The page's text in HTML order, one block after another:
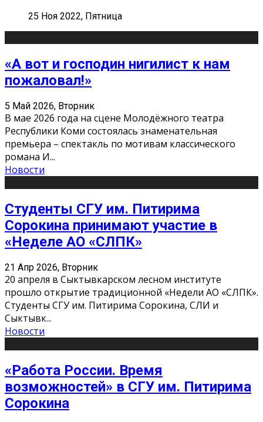
25 Ноя 2022, Пятница
«А вот и господин нигилист к нам
пожаловал!»
5 Май 2026, Вторник
В мае 2026 года на сцене Молодёжного театра
Республики Коми состоялась знаменательная
премьера – спектакль по мотивам классического
романа И...
Новости
Студенты СГУ им. Питирима
Сорокина принимают участие в
«Неделе АО «СЛПК»
21 Апр 2026, Вторник
20 апреля в Сыктывкарском лесном институте
прошло открытие традиционной «Недели АО «СЛПК».
Студенты СГУ им. Питирима Сорокина, СЛИ и
Сыктывк...
Новости
«Работа России. Время
возможностей» в СГУ им. Питирима
Сорокина